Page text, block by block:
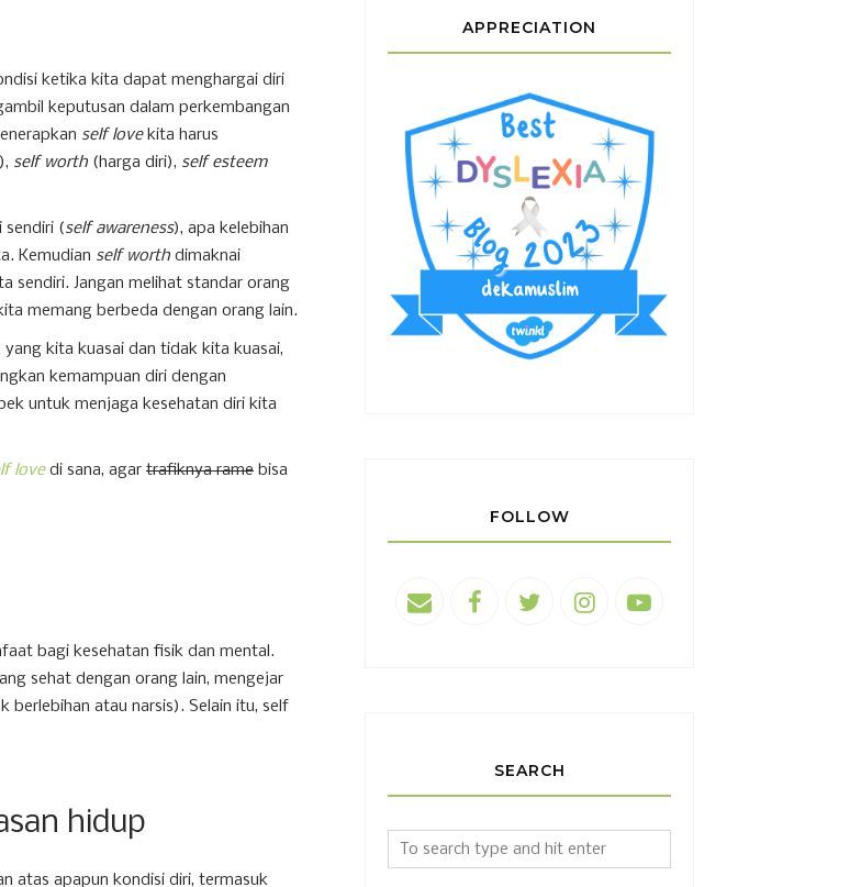
ketika kita dapat menghargai diri
keputusan dalam perkembangan
self love kita harus
self worth (harga diri), self esteem
sendiri (self awareness), apa kelebihan
Kemudian self worth dimaknai
sendiri. Jangan melihat standar orang
memang berbeda dengan orang lain.
kita kuasai dan tidak kita kuasai,
kemampuan diri dengan
untuk menjaga kesehatan diri kita
lovedi sana, agar trafiknya rame bisa
bagi kesehatan fisik dan mental.
sehat dengan orang lain, mengejar
berlebihan atau narsis). Selain itu, self
hidup
atas apapun kondisi diri, termasuk
APPRECIATION
FOLLOW
SEARCH